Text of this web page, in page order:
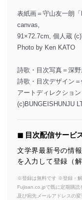
表紙画＝守山友一朗
canvas,
91×72.7cm, 個人蔵
Photo by Ken KATO
詩歌・目次写真＝深
詩歌・目次デザイン
アートディレクショ
(c)BUNGEISHUNJU
◼︎ 目次配信サービ
文学界最新号の情
を入力して登録（
※登録は無料です ※登録・解
Fujisan.co.jpで既に定期購読
及び宛先メールアドレスの変